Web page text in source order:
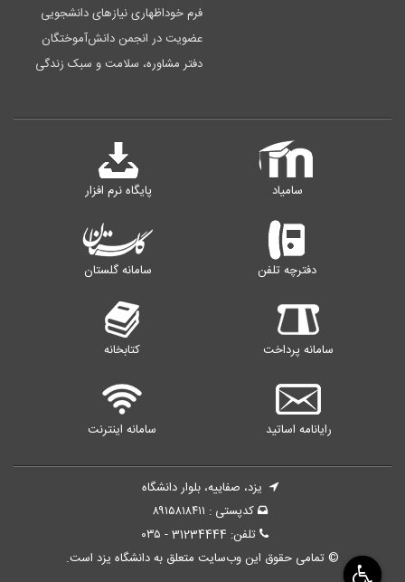
فرم خوداظهاری نیازهای دانشجویی
عضویت در انجمن دانش‌آموختگان
دفتر مشاوره، سلامت و سبک زندگی
سامیاد پایگاه نرم افزار
دفترچه تلفن سامانه گلستان
سامانه پرداخت کتابخانه
رایانامه اساتید سامانه اینترنت
یزد، صفاییه، بلوار دانشگاه
کدپستی : ۸۹۱۵۸۱۸۴۱۱
تلفن: 31234444 - ۰۳۵
© تمامی حقوق این وب‌سایت متعلق به دانشگاه یزد است.